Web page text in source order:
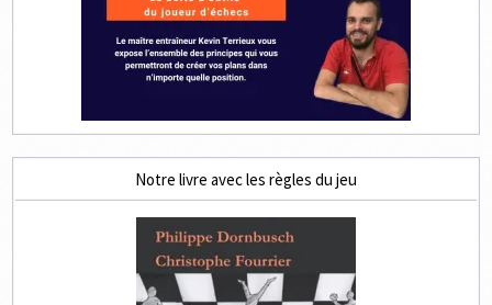
Notre livre avec les règles du jeu